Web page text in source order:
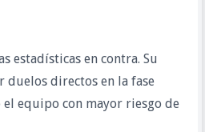
estadísticas en contra. Su
duelos directos en la fase
equipo con mayor riesgo de